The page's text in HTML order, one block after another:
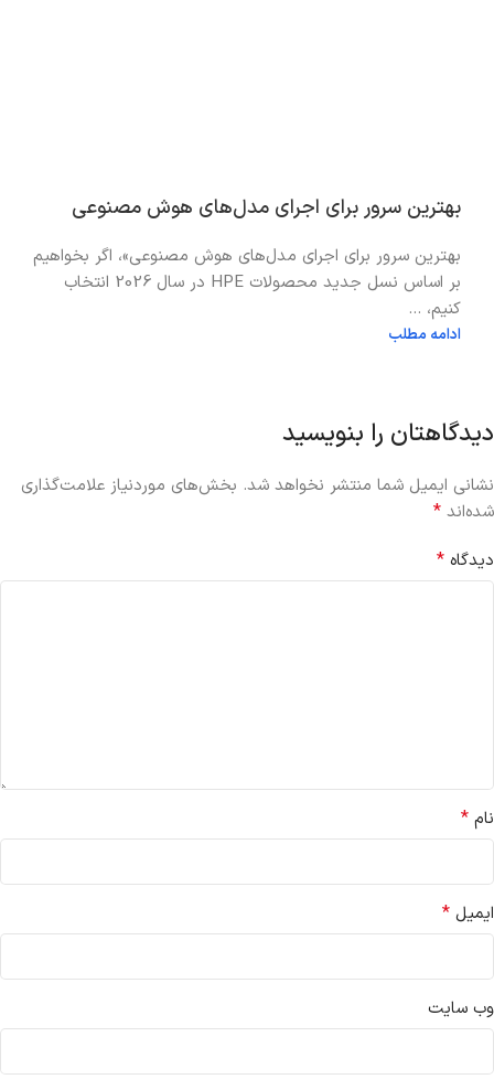
بهترین سرور برای اجرای مدل‌های هوش مصنوعی
بهترین سرور برای اجرای مدل‌های هوش مصنوعی»، اگر بخواهیم
بر اساس نسل جدید محصولات HPE در سال 2026 انتخاب
کنیم، ...
ادامه مطلب
دیدگاهتان را بنویسید
نشانی ایمیل شما منتشر نخواهد شد. بخش‌های موردنیاز علامت‌گذاری
شده‌اند *
دیدگاه *
نام *
ایمیل *
وب‌ سایت